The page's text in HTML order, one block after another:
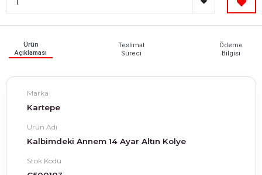
Ürün
Açıklaması
Teslimat
Süreci
Ödeme
Bilgisi
Marka
Kartepe
Ürün Adı
Kalbimdeki Annem 14 Ayar Altın Kolye
Stok Kodu